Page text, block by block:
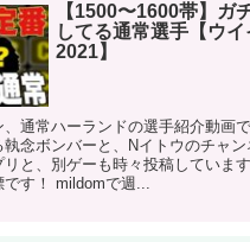
【1500〜1600帯】ガ
してる通常選手【ウイ
2021】
通常ハーランドの選手紹介動画
念ボンバーと、Nイトウのチャ
と、別ゲーも時々投稿していま
す！ mildomで週...